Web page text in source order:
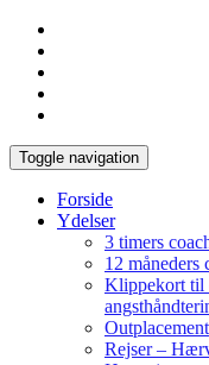
Toggle navigation
Forside
Ydelser
3 timers
12 måneders
Klippekort til
Outplacement
Rejser –